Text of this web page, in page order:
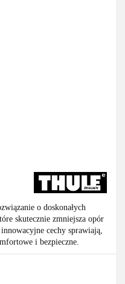
o doskonałych
skutecznie zmniejsza opór
cechy sprawiają,
i bezpieczne.